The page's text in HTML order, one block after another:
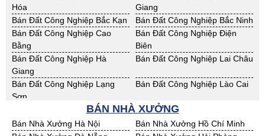
Định
Thuận
Cho Thuê Nhà Xưởng Đăk
Nông
Cho Thuê Nhà Xưởng ĐắkLắk
Cho Thuê Nhà Xưởng Gia Lai
Cho Thuê Nhà Xưởng Hà Tĩnh
Cho Thuê Nhà Xưởng Kon
Tum
Cho Thuê Nhà Xưởng Nghệ An
Cho Thuê Nhà Xưởng Ninh
Thuận
Cho Thuê Nhà Xưởng Phú Yên
Cho Thuê Nhà Xưởng Quảng
Bình
Cho Thuê Nhà Xưởng Quảng
Nam
Cho Thuê Nhà Xưởng Quảng
Cho Thuê Nhà Xưởng Bà Rịa -
Hóa
Giang
Bán Đất Công Nghiệp Bắc Kạn
Bán Đất Công Nghiệp Bắc Ninh
Bán Đất Công Nghiệp Cao
Bằng
Bán Đất Công Nghiệp Điện
Biên
Bán Đất Công Nghiệp Hà
Giang
Bán Đất Công Nghiệp Lai Châu
Bán Đất Công Nghiệp Lạng
Sơn
Bán Đất Công Nghiệp Lào Cai
Bán Đất Công Nghiệp Nam
Định
Bán Đất Công Nghiệp Phú Thọ
BÁN NHÀ XƯỞNG
Bán Nhà Xưởng Hà Nội
Bán Nhà Xưởng Hồ Chí Minh